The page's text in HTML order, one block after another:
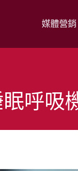
媒體營銷
呼吸